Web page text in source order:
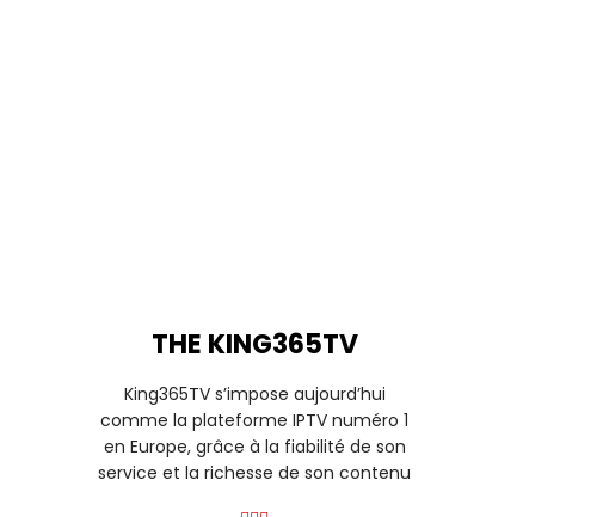
THE KING365TV
King365TV s’impose aujourd’hui
comme la plateforme IPTV numéro 1
en Europe, grâce à la fiabilité de son
service et la richesse de son contenu